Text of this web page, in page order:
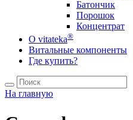
Батончик
Порошок
Концентрат
О vitateka®
Витальные компоненты
Где купить?
На главную